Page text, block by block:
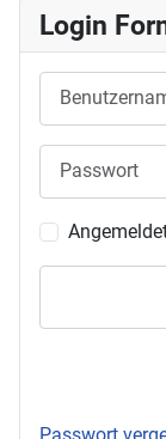
Login
Passwort